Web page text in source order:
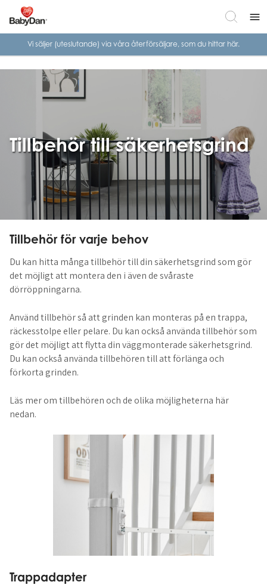
menu
Vi säljer (uteslutande) via våra återförsäljare, som du hittar här.
Tillbehör till säkerhetsgrind
Tillbehör för varje behov
Du kan hitta många tillbehör till din säkerhetsgrind som gör
det möjligt att montera den i även de svåraste
dörröppningarna.
Använd tillbehör så att grinden kan monteras på en trappa,
räckesstolpe eller pelare. Du kan också använda tillbehör som
gör det möjligt att flytta din väggmonterade säkerhetsgrind.
Du kan också använda tillbehören till att förlänga och
förkorta grinden.
Läs mer om tillbehören och de olika möjligheterna här
nedan.
Trappadapter